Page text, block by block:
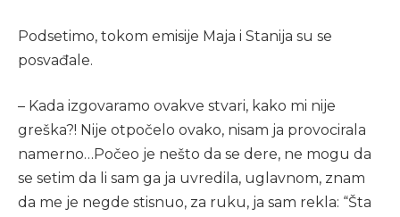
Podsetimo, tokom emisije Maja i Stanija su se
posvađale.
– Kada izgovaramo ovakve stvari, kako mi nije
greška?! Nije otpočelo ovako, nisam ja provocirala
namerno…Počeo je nešto da se dere, ne mogu da
se setim da li sam ga ja uvredila, uglavnom, znam
da me je negde stisnuo, za ruku, ja sam rekla: “Šta